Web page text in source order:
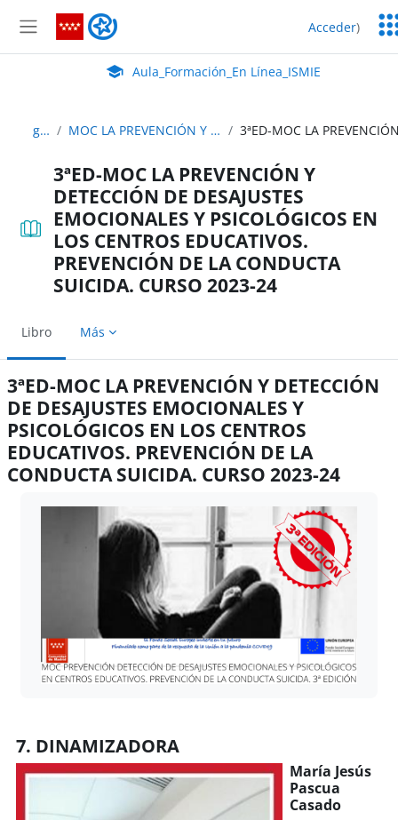
Panel lateral
Aula_Formación_En Línea_ISMIE Acceder)
Aula Virtual de EducaMadrid:
Aula_Formación_En Línea_ISMIE
guias_didacticas MOC LA PREVENCIÓN Y DETECCIÓN DE DESAJUSTES EMOCIONALES Y PSICOLÓGICOS EN LOS CENTROS EDUCATIVOS. PREVENCIÓN DE LA CONDUCTA SUICIDA
3ªED-MOC LA PREVENCIÓN Y
DETECCIÓN DE DESAJUSTES
EMOCIONALES Y PSICOLÓGICOS EN
LOS CENTROS EDUCATIVOS.
PREVENCIÓN DE LA CONDUCTA
SUICIDA. CURSO 2023-24
Libro Más
3ªED-MOC LA PREVENCIÓN Y DETECCIÓN
DE DESAJUSTES EMOCIONALES Y
PSICOLÓGICOS EN LOS CENTROS
EDUCATIVOS. PREVENCIÓN DE LA
CONDUCTA SUICIDA. CURSO 2023-24
7. DINAMIZADORA
María Jesús
Pascua
Casado